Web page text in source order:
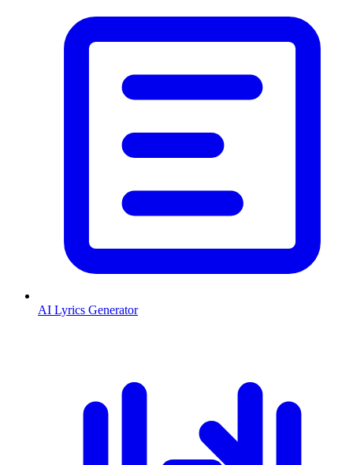
AI Lyrics Generator